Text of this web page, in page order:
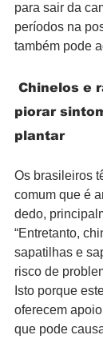
para sair da
períodos na
também pode
Chinelos e
piorar
plantar
Os brasileiros
comum que é
dedo,
“Entretanto,
sapatilhas e
risco de
Isto porque
oferecem
que pode